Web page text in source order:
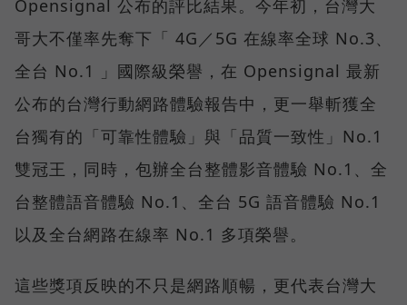
Opensignal 公布的評比結果。今年初，台灣大
哥大不僅率先奪下「 4G／5G 在線率全球 No.3、
全台 No.1 」國際級榮譽，在 Opensignal 最新
公布的台灣行動網路體驗報告中，更一舉斬獲全
台獨有的「可靠性體驗」與「品質一致性」No.1
雙冠王，同時，包辦全台整體影音體驗 No.1、全
台整體語音體驗 No.1、全台 5G 語音體驗 No.1
以及全台網路在線率 No.1 多項榮譽。
這些獎項反映的不只是網路順暢，更代表台灣大